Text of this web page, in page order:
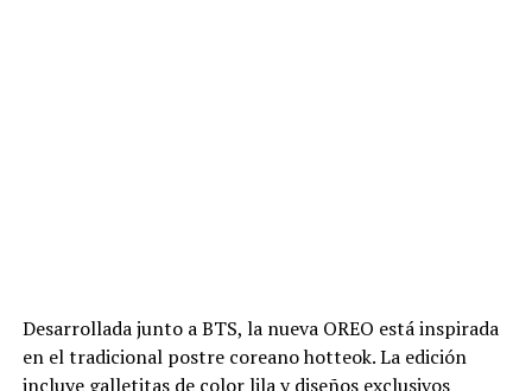
Desarrollada junto a BTS, la nueva OREO está inspirada
en el tradicional postre coreano hotteok. La edición
incluye galletitas de color lila y diseños exclusivos